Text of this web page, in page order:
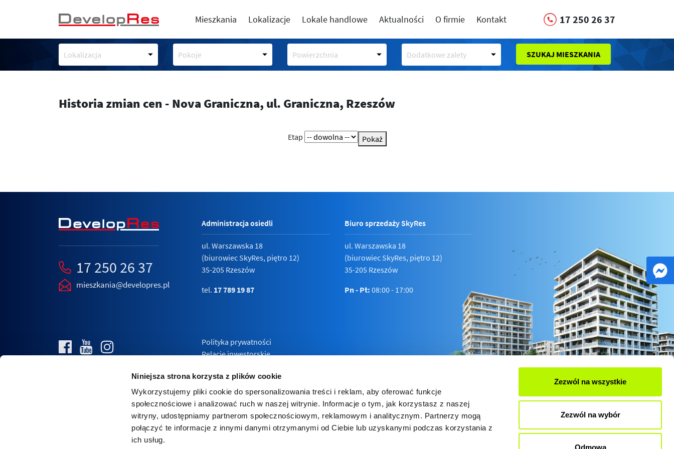
Niniejsza strona korzysta z plików cookie
Wykorzystujemy pliki cookie do spersonalizowania treści i reklam, aby oferować funkcje
społecznościowe i analizować ruch w naszej witrynie. Informacje o tym, jak korzystasz z naszej
witryny, udostępniamy partnerom społecznościowym, reklamowym i analitycznym. Partnerzy mogą
połączyć te informacje z innymi danymi otrzymanymi od Ciebie lub uzyskanymi podczas korzystania z
ich usług.
Zezwól na wszystkie
Zezwól na wybór
Odmowa
Mieszkania Lokalizacje Lokale handlowe Aktualności O firmie Kontakt 17 250 26 37
Lokalizacja Pokoje Powierzchnia Dodatkowe zalety SZUKAJ MIESZKANIA
Historia zmian cen - Nova Graniczna, ul. Graniczna, Rzeszów
Etap Pokaż
17 250 26 37
mieszkania@developres.pl
Administracja osiedli
ul. Warszawska 18
(biurowiec SkyRes, piętro 12)
35-205 Rzeszów
tel. 17 789 19 87
Biuro sprzedaży SkyRes
ul. Warszawska 18
(biurowiec SkyRes, piętro 12)
35-205 Rzeszów
Pn - Pt: 08:00 - 17:00
Polityka prywatności
Relacje inwestorskie